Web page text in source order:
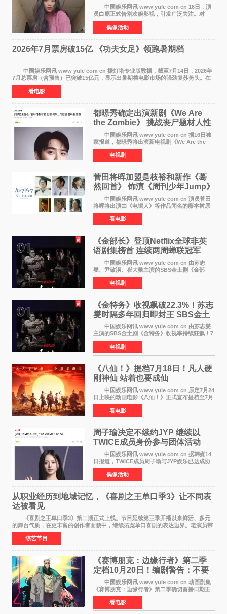
中国娱乐网讯 www yule com cn 16日，演
员白鹿正式告别欢娱影视，引发广泛关注。对
此，欢娱影视创始人于正在社交平台发文回应，
字里行间流露不舍与祝福。 于正透露，以前
每次有演员到期不
偶像活动
2026年7月票房破15亿 《功夫女足》领跑暑期档
中国娱乐网讯 www yule com cn 据灯塔专业版数据，截至7月14日，2026年
7月总票房（含预售）已突破15亿元，显示出暑期档电影市场的强劲复苏势头。在
众多上映影片中，《功夫女足》《小黄人与大
看电影
都暻秀确定出演新剧《We Are
the Zombie》 挑战丧尸题材人性
喜剧
中国娱乐网讯 www yule com cn 据16日独
家报道，都暻秀将出演新电视剧《We Are the
Zombie》，在剧中饰演主演金仁钟一角，挑战与
以往丧尸题材截然不同的人性喜剧。 新剧
《We Are t
电视剧
菅田将晖加盟是枝裕和新作《蓦
然回首》 饰演《周刊少年Jump》
编辑
中国娱乐网讯 www yule com cn 演员菅田
将晖将出演由《电锯人》等作品闻名的藤本树原
作漫画改编的电影《蓦然回首》（是枝裕和导
演）。菅田饰演的角色是初中时代两位主人公带
着完成的作品前去
看电影
《金部长》登顶Netflix全球非英
语剧集榜首 连续两周蝉联冠军
中国娱乐网讯 www yule com cn 由苏志
燮、尹敬淏、崔大勋主演的SBS金土剧《金部
长》持续席卷全球，收获海内外观众热烈反
响。 15日，据Netflix官方排行榜网站Tudum
公布的数据，SBS金土剧《
电视剧
《金特务》收视飙破22.3%！苏志
燮时隔多年回归即封王 SBS金土
剧新纪录诞生
中国娱乐网讯 www yule com cn 由苏志燮
主演的SBS金土剧《金特务》收视率持续狂飙！7
月11日播出的第6集全国平均收视率高达22 3%，
瞬间最高更冲上26 4%，不仅再度刷新自身纪
录，更稳坐同时段
电视剧
《八仙！》提档7月18日！凡人硬
刚神仙 站着也要成仙
中国娱乐网讯 www yule com cn 原定7月24
日上映的动画电影《八仙！》正式宣布提档至7月
18日。这部国风动画大片将八仙过海，各显神通
这句刻在国人DNA里的俗语玩出了新花样——影
片讲述凡人
看电影
周子瑜决定不续约JYP 继续以
TWICE成员身份参与团体活动
中国娱乐网讯 www yule com cn 据韩媒14
日报道，TWICE成员周子瑜与JYP娱乐已达成协
议，不再续签个人专属合约，但她将继续参与
TWICE的完整团体活动。 周子瑜于2015年通
过生存节目《SIXTE
偶像活动
从职业经历到地域记忆，《喜剧之王单口季3》让不同表
达被看见
《喜剧之王单口季3》第二期正式上线。节目延续第三季开播以来鲜活、多元
的舞台气质，在更丰富的创作者面貌中，继续拓宽单口喜剧的表达边界。老演员带
着更加成熟的文本与舞台掌控回归，新面孔则
综艺节目
《赛博朋克：边缘行者》第二季
定档10月20日！编剧警告：不要
对角色投入太深
中国娱乐网讯 www yule com cn 动画剧集
《赛博朋克：边缘行者》第二季确切首播日期正
式敲定——将于10月20日在Netflix全球上线。此
前，Netflix韩国官方账号曾短暂出现这一日期信
息，随后迅
看电影